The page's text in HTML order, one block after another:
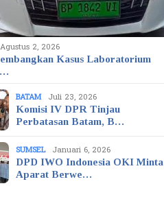
Pengunjung
Juli 23, 2023
Agustus 2, 2026
Kasus Laboratorium
BATAM Juli 23, 2026
Komisi IV DPR Tinjau
Perbatasan Batam, B…
SUMSEL Januari 6, 2026
DPD IWO Indonesia OKI Minta
Aparat Berwe…